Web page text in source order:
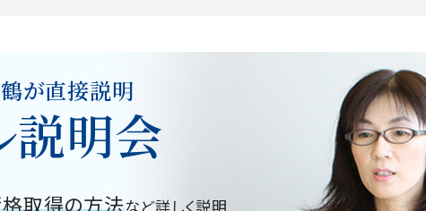
が直接説明
説明会
格取得の方法など詳しく説明